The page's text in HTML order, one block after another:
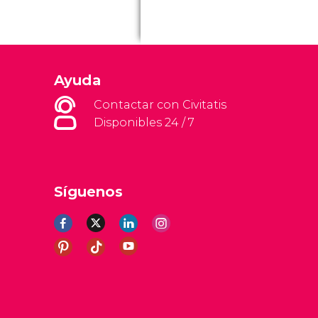
Ayuda
Contactar con Civitatis
Disponibles 24 / 7
Síguenos